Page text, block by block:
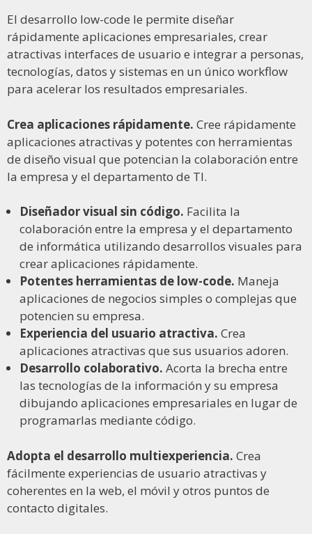
El desarrollo low-code le permite diseñar
rápidamente aplicaciones empresariales, crear
atractivas interfaces de usuario e integrar a personas,
tecnologías, datos y sistemas en un único workflow
para acelerar los resultados empresariales.
Crea aplicaciones rápidamente. Cree rápidamente
aplicaciones atractivas y potentes con herramientas
de diseño visual que potencian la colaboración entre
la empresa y el departamento de TI.
Diseñador visual sin código. Facilita la
colaboración entre la empresa y el departamento
de informática utilizando desarrollos visuales para
crear aplicaciones rápidamente.
Potentes herramientas de low-code. Maneja
aplicaciones de negocios simples o complejas que
potencien su empresa.
Experiencia del usuario atractiva. Crea
aplicaciones atractivas que sus usuarios adoren.
Desarrollo colaborativo. Acorta la brecha entre
las tecnologías de la información y su empresa
dibujando aplicaciones empresariales en lugar de
programarlas mediante código.
Adopta el desarrollo multiexperiencia. Crea
fácilmente experiencias de usuario atractivas y
coherentes en la web, el móvil y otros puntos de
contacto digitales.